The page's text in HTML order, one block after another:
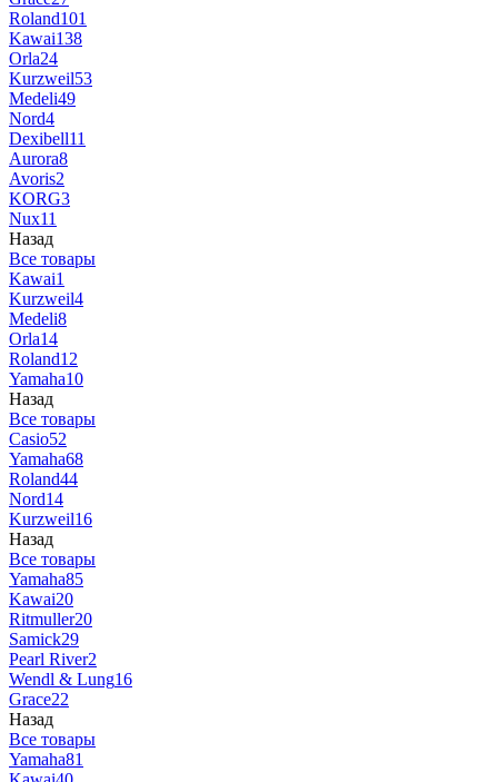
Roland101
Kawai138
Orla24
Kurzweil53
Medeli49
Nord4
Dexibell11
Aurora8
Avoris2
KORG3
Nux11
Назад
Все товары
Kawai1
Kurzweil4
Medeli8
Orla14
Roland12
Yamaha10
Назад
Все товары
Casio52
Yamaha68
Roland44
Nord14
Kurzweil16
Назад
Все товары
Yamaha85
Kawai20
Ritmuller20
Samick29
Pearl River2
Wendl & Lung16
Grace22
Назад
Все товары
Yamaha81